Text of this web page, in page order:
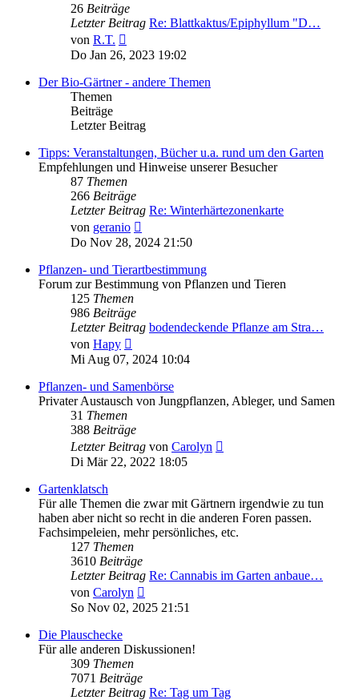
26 Beiträge
Letzter Beitrag Re: Blattkaktus/Epiphyllum "D…
von R.T.
Beitrag
Do Jan 26, 2023 19:02
Der Bio-Gärtner - andere Themen
Themen
Beiträge
Letzter Beitrag
Tipps: Veranstaltungen, Bücher u.a. rund um den Garten
Empfehlungen und Hinweise unserer Besucher
87 Themen
266 Beiträge
Letzter Beitrag Re: Winterhärtezonenkarte
von geranio
Beitrag
Do Nov 28, 2024 21:50
Pflanzen- und Tierartbestimmung
Forum zur Bestimmung von Pflanzen und Tieren
125 Themen
986 Beiträge
Letzter Beitrag bodendeckende Pflanze am Stra…
von Hapy
Beitrag
Mi Aug 07, 2024 10:04
Pflanzen- und Samenbörse
Privater Austausch von Jungpflanzen, Ableger, und Samen
31 Themen
388 Beiträge
Letzter Beitrag von Carolyn
Di Mär 22, 2022 18:05
Gartenklatsch
Für alle Themen die zwar mit Gärtnern irgendwie zu tun
haben aber nicht so recht in die anderen Foren passen.
Fachsimpeleien, mehr persönliches, etc.
127 Themen
3610 Beiträge
Letzter Beitrag Re: Cannabis im Garten anbaue…
von Carolyn
Beitrag
So Nov 02, 2025 21:51
Die Plauschecke
Für alle anderen Diskussionen!
309 Themen
7071 Beiträge
Letzter Beitrag Re: Tag um Tag